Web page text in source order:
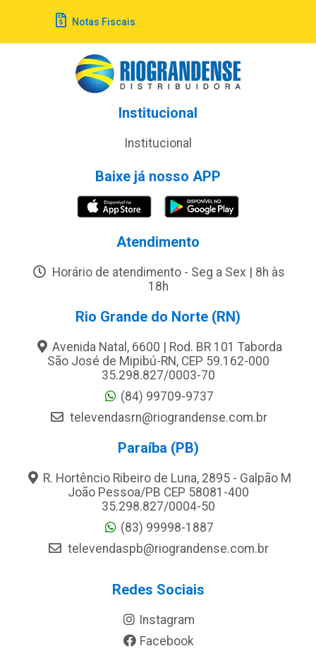
Notas Fiscais
Institucional
Institucional
Baixe já nosso APP
Atendimento
Horário de atendimento - Seg a Sex | 8h às
18h
Rio Grande do Norte (RN)
Avenida Natal, 6600 | Rod. BR 101 Taborda
São José de Mipibú-RN, CEP 59.162-000
35.298.827/0003-70
(84) 99709-9737
televendasrn@riograndense.com.br
Paraíba (PB)
R. Hortêncio Ribeiro de Luna, 2895 - Galpão M
João Pessoa/PB CEP 58081-400
35.298.827/0004-50
(83) 99998-1887
televendaspb@riograndense.com.br
Redes Sociais
Instagram
Facebook